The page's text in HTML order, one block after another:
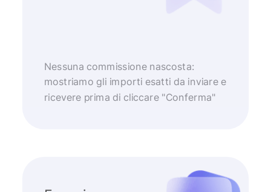
Nessuna commissione nascosta:
mostriamo gli importi esatti da inviare e
ricevere prima di cliccare "Conferma"